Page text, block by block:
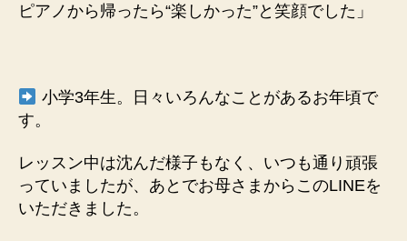
ピアノから帰ったら“楽しかった”と笑顔でした」
小学3年生。日々いろんなことがあるお年頃で
す。
レッスン中は沈んだ様子もなく、いつも通り頑張
っていましたが、 あとでお母さまからこのLINEを
いただきました。